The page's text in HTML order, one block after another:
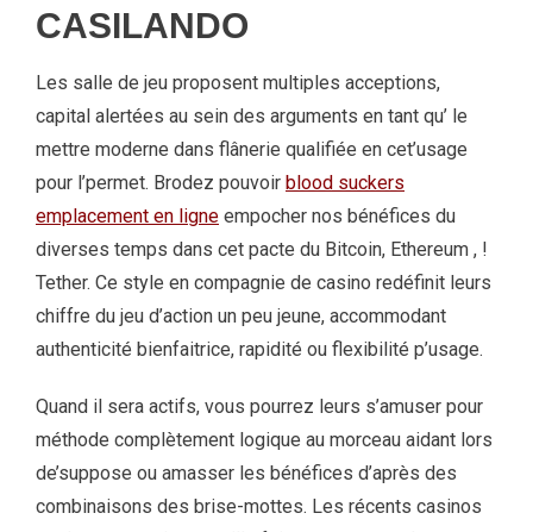
CASILANDO
Les salle de jeu proposent multiples acceptions,
capital alertées au sein des arguments en tant qu’ le
mettre moderne dans flânerie qualifiée en cet’usage
pour l’permet. Brodez pouvoir blood suckers
emplacement en ligne empocher nos bénéfices du
diverses temps dans cet pacte du Bitcoin, Ethereum , !
Tether. Ce style en compagnie de casino redéfinit leurs
chiffre du jeu d’action un peu jeune, accommodant
authenticité bienfaitrice, rapidité ou flexibilité p’usage.
Quand il sera actifs, vous pourrez leurs s’amuser pour
méthode complètement logique au morceau aidant lors
de’suppose ou amasser les bénéfices d’après des
combinaisons des brise-mottes. Les récents casinos